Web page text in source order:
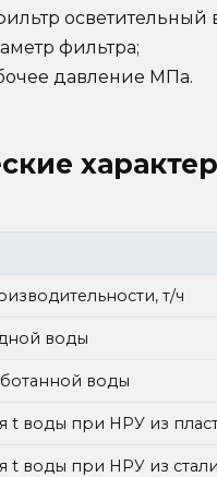
осветительный
фильтра;
давление МПа.
т/ч
воды
воды
t воды при НРУ из
t воды при НРУ из